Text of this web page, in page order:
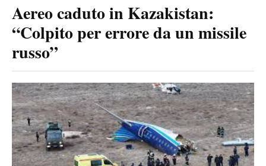
Aereo caduto in Kazakistan:
“Colpito per errore da un missile
russo”